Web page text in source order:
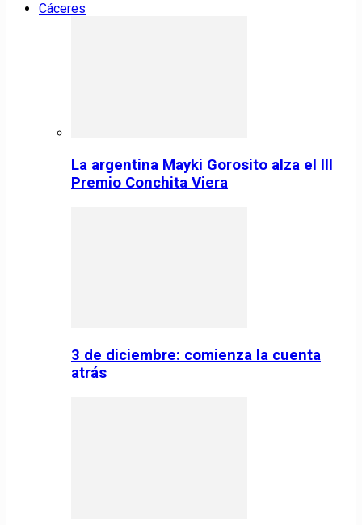
Cáceres
La argentina Mayki Gorosito alza el III
Premio Conchita Viera
3 de diciembre: comienza la cuenta
atrás